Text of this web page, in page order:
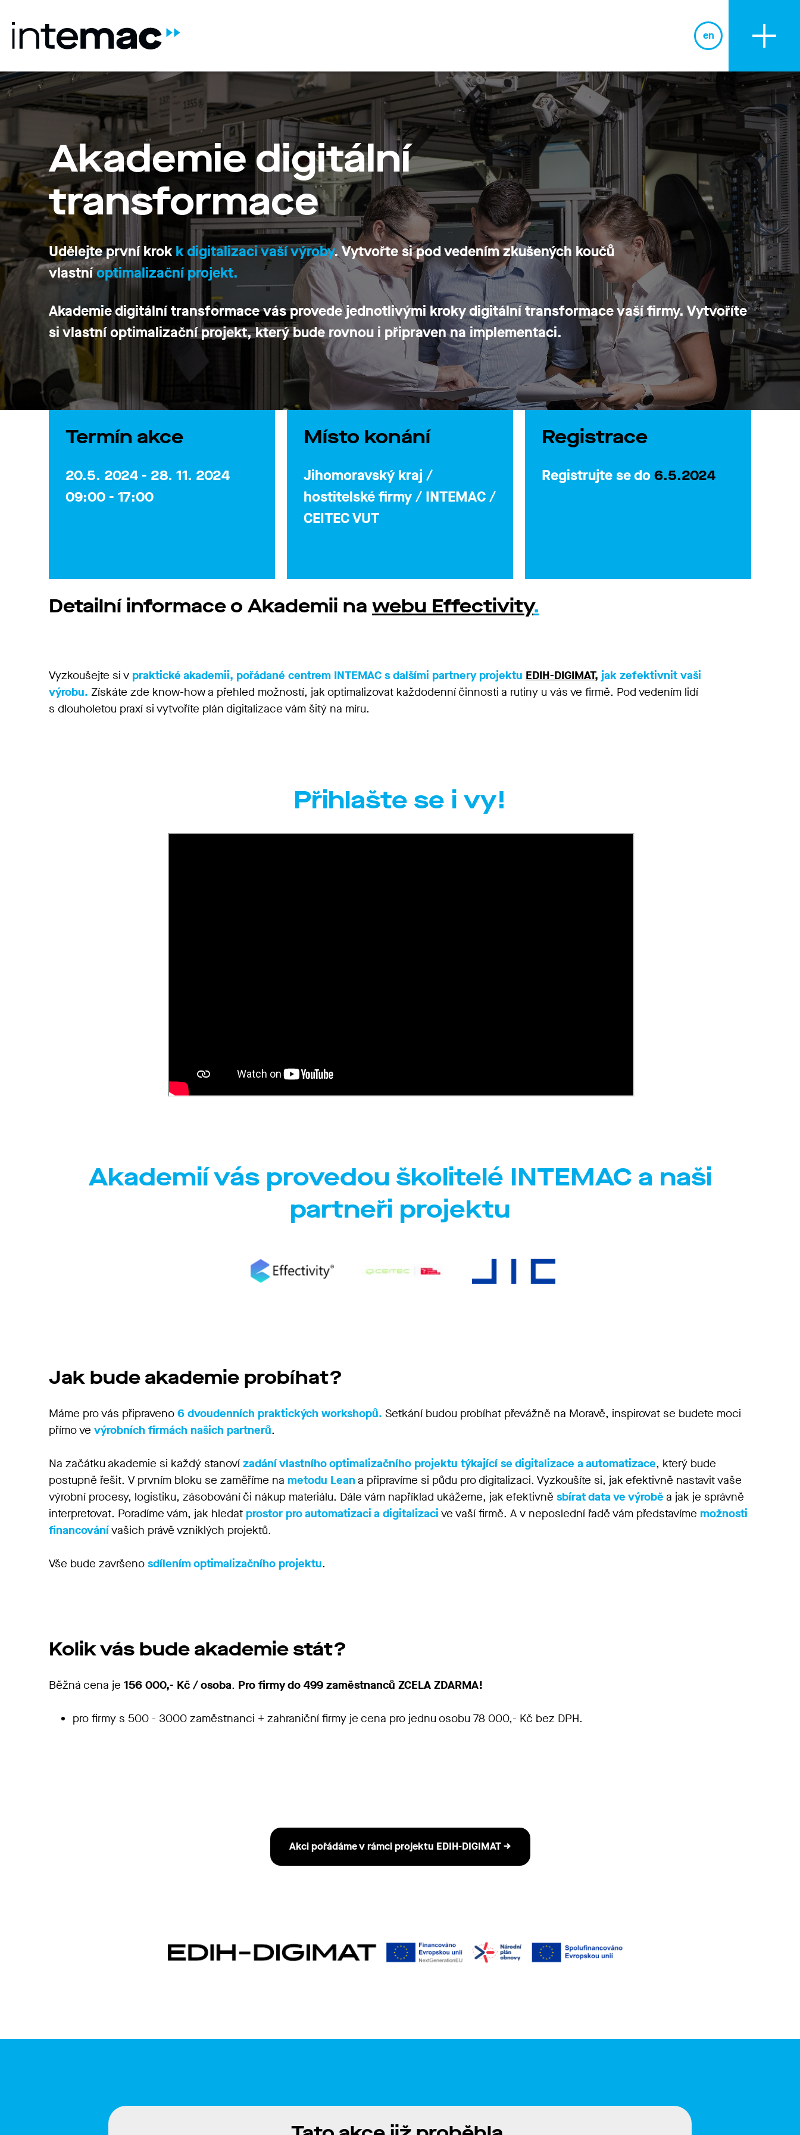
BLOG
en
Akademie digitální
transformace
Udělejte první krok k digitalizaci vaší výroby. Vytvořte si pod vedením zkušených koučů
vlastníoptimalizační projekt.
Akademie digitální transformace vás provede jednotlivými kroky digitální transformace vaší firmy. Vytvoříte
si vlastní optimalizační projekt, který bude rovnou i připraven na implementaci.
Termín akce
20.5. 2024 - 28. 11. 2024
09:00 - 17:00
Místo konání
Jihomoravský kraj /
hostitelské firmy / INTEMAC /
CEITEC VUT
Registrace
Registrujte se do6.5.2024
Detailní informace o Akademii na webu Effectivity.
Vyzkoušejte si v praktické akademii, pořádané centrem INTEMAC s dalšími partnery projektu EDIH-DIGIMAT, jak zefektivnit vaši
výrobu. Získáte zde know-how a přehled možností, jak optimalizovat každodenní činnosti a rutiny u vás ve firmě. Pod vedením lidí
s dlouholetou praxí si vytvoříte plán digitalizace vám šitý na míru.
Přihlašte se i vy!
Akademií vás provedou školitelé INTEMAC a naši
partneři projektu
Jak bude akademie probíhat?
Máme pro vás připraveno 6 dvoudenních praktických workshopů. Setkání budou probíhat převážně na Moravě, inspirovat se budete moci
přímo ve výrobních firmách našich partnerů.
Na začátku akademie si každý stanoví zadání vlastního optimalizačního projektu týkající se digitalizace a automatizace, který bude
postupně řešit. V prvním bloku se zaměříme na metodu Lean a připravíme si půdu pro digitalizaci. Vyzkoušíte si, jak efektivně nastavit vaše
výrobní procesy, logistiku, zásobování či nákup materiálu. Dále vám například ukážeme, jak efektivně sbírat data ve výrobě a jak je správně
interpretovat. Poradíme vám, jak hledat prostor pro automatizaci a digitalizaci ve vaší firmě. A v neposlední řadě vám představíme možnosti
financovánívašich právě vzniklých projektů.
Vše bude završeno sdílením optimalizačního projektu.
Kolik vás bude akademie stát?
Běžná cena je 156 000,- Kč / osoba. Pro firmy do 499 zaměstnanců ZCELA ZDARMA!
pro firmy s 500 - 3000 zaměstnanci + zahraniční firmy je cena pro jednu osobu 78 000,- Kč bez DPH.
Akci pořádáme v rámci projektu EDIH-DIGIMAT →